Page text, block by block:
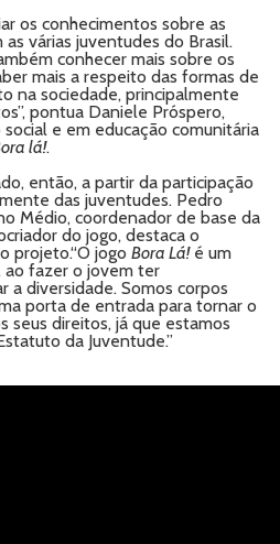
os conhecimentos sobre as
várias juventudes do Brasil.
conhecer mais sobre os
mais a respeito das formas de
na sociedade, principalmente
pontua Daniele Próspero,
e em educação comunitária
lá!.
então, a partir da participação
das juventudes. Pedro
Médio, coordenador de base da
do jogo, destaca o
projeto.“O jogo Bora Lá!é um
fazer o jovem ter
a diversidade. Somos corpos
porta de entrada para tornar o
seus direitos, já que estamos
da Juventude.”